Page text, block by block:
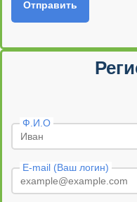
Отправить
Ф.И.О
E-mail (Ваш логин)